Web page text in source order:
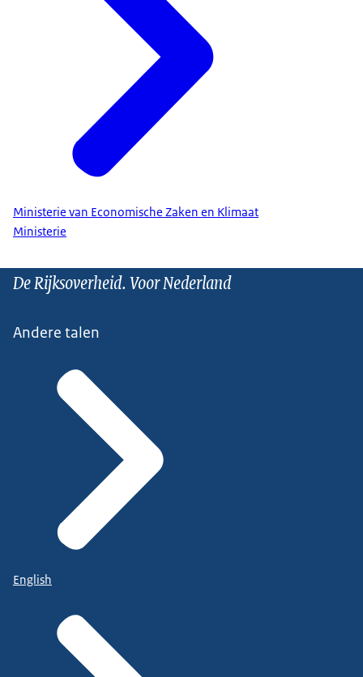
Ministerie van Economische Zaken en Klimaat
Ministerie
De Rijksoverheid. Voor Nederland
Andere talen
English